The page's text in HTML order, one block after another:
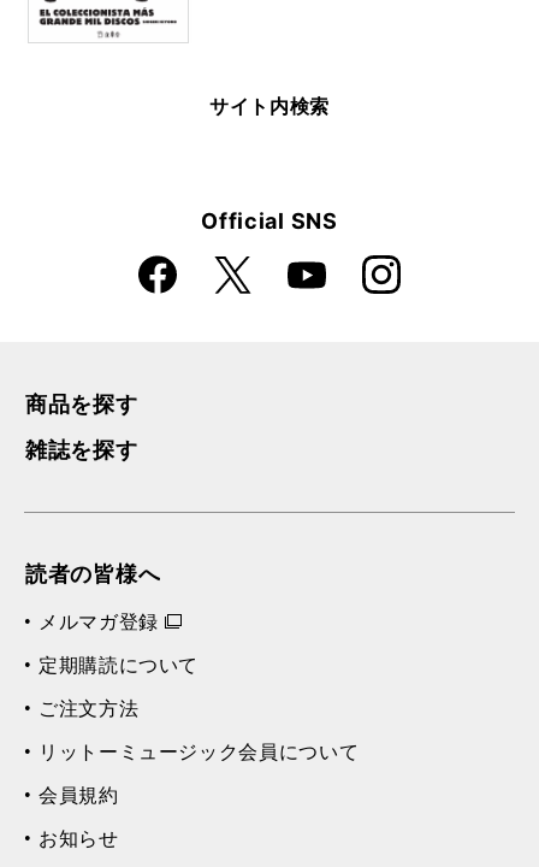
サイト内検索
Official SNS
Faceboo
k
X YouTube Instagra
m
商品を探す
雑誌を探す
読者の皆様へ
メルマガ登録
定期購読について
ご注文方法
リットーミュージック会員について
会員規約
お知らせ